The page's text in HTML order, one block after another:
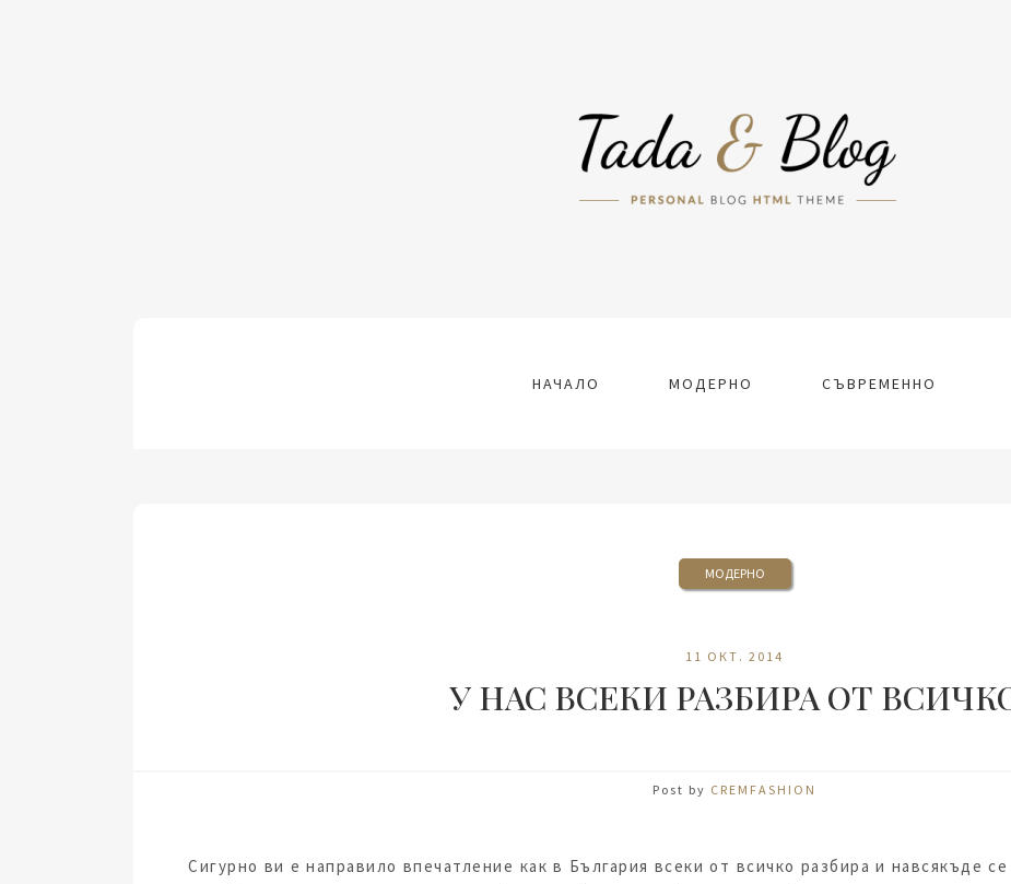
НАЧАЛО МОДЕРНО СЪВРЕМЕННО
МОДЕРНО
11 ОКТ. 2014
У НАС ВСЕКИ РАЗБИРА ОТ
Post by CREMFASHION
Сигурно ви е направило впечатление как в България всеки от всичко разбира и навсякъде